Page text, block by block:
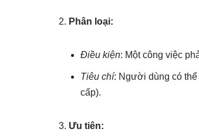
Phân loại:
Điều kiện: Một công việc
Tiêu chí: Người dùng có thể
cấp).
Ưu tiên: